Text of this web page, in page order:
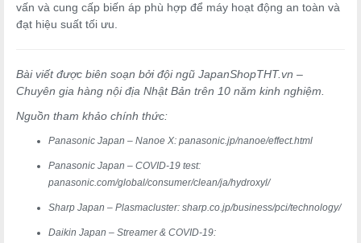
vấn và cung cấp biến áp phù hợp để máy hoạt động an toàn và
đạt hiệu suất tối ưu.
Bài viết được biên soạn bởi đội ngũ JapanShopTHT.vn –
Chuyên gia hàng nội địa Nhật Bản trên 10 năm kinh nghiệm.
Nguồn tham khảo chính thức:
Panasonic Japan – Nanoe X: panasonic.jp/nanoe/effect.html
Panasonic Japan – COVID-19 test:
panasonic.com/global/consumer/clean/ja/hydroxyl/
Sharp Japan – Plasmacluster: sharp.co.jp/business/pci/technology/
Daikin Japan – Streamer & COVID-19: